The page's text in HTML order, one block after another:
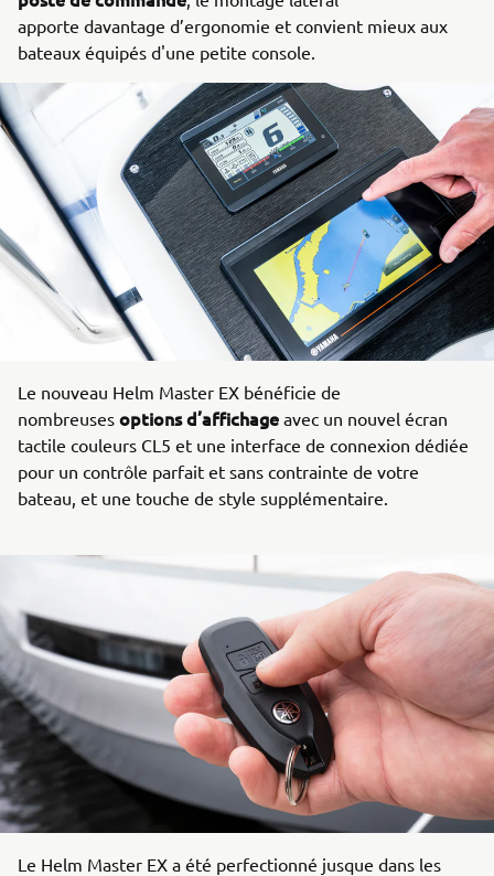
apporte davantage d’ergonomie et convient mieux aux
bateaux équipés d'une petite console.
Le nouveau Helm Master EX bénéficie de
nombreuses options d’affichage avec un nouvel écran
tactile couleurs CL5 et une interface de connexion dédiée
pour un contrôle parfait et sans contrainte de votre
bateau, et une touche de style supplémentaire.
Le Helm Master EX a été perfectionné jusque dans les